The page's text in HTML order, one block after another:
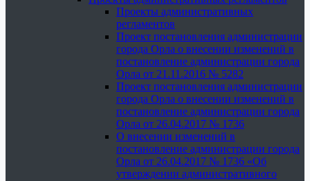
Проекты административных
регламентов
Проект постановления администрации
города Орла о внесении изменений в
постановление администрации города
Орла от 21.11.2016 № 5282
Проект постановления администрации
города Орла о внесении изменений в
постановление администрации города
Орла от 26.04.2017 № 1736
О внесении изменений в
постановление администрации города
Орла от 26.04.2017 № 1736 «Об
утверждении административного